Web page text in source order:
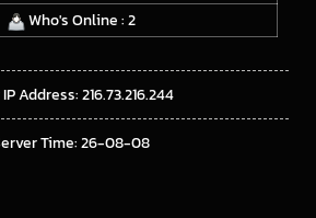
Who's Online : 2
Address: 216.73.216.244
Time: 26-08-08